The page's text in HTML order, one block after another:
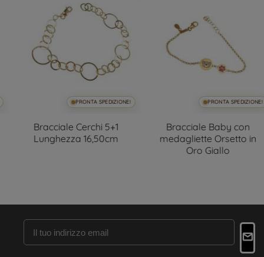
PRONTA SPEDIZIONE!
Bracciale Cerchi 5+1
Lunghezza 16,50cm
PRONTA SPEDIZIONE!
Bracciale Baby con
medagliette Orsetto in
Oro Giallo